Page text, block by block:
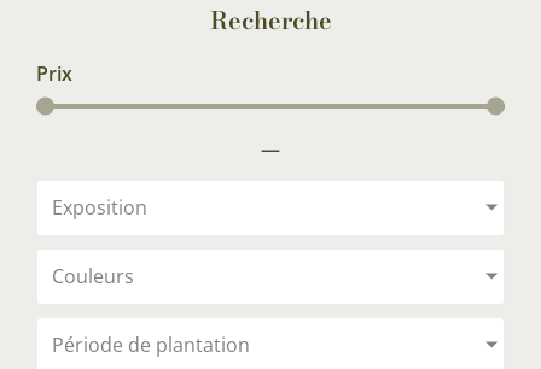
Recherche
Prix
—
Exposition
Couleurs
Période de plantation